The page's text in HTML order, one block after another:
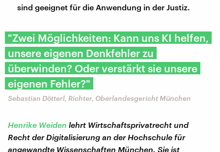
sind geeignet für die Anwendung in der Justiz.
"Zwei Möglichkeiten: Kann uns KI helfen,
unsere eigenen Denkfehler zu
überwinden? Oder verstärkt sie unsere
eigenen Fehler?"
Sebastian Dötterl, Richter, Oberlandesgericht München
Henrike Weiden lehrt Wirtschaftsprivatrecht und
Recht der Digitalisierung an der Hochschule für
angewandte Wissenschaften München. Sie ist